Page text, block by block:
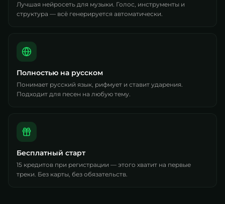
Лучшая нейросеть для музыки. Голос, инструменты и
структура — всё генерируется автоматически.
Полностью на русском
Понимает русский язык, рифмует и ставит ударения.
Подходит для песен на любую тему.
Бесплатный старт
15 кредитов при регистрации — этого хватит на первые
треки. Без карты, без обязательств.